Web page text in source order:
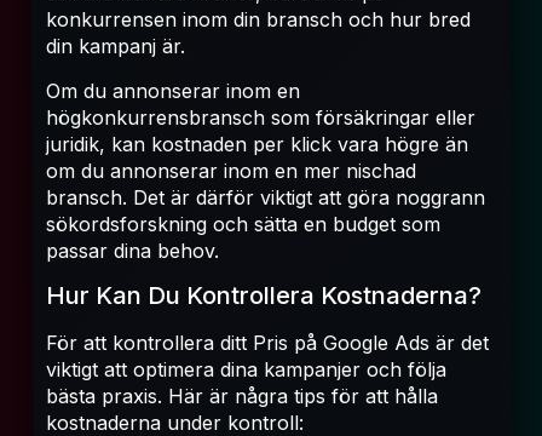
konkurrensen inom din bransch och hur bred
din kampanj är.
Om du annonserar inom en
högkonkurrensbransch som försäkringar eller
juridik, kan kostnaden per klick vara högre än
om du annonserar inom en mer nischad
bransch. Det är därför viktigt att göra noggrann
sökordsforskning och sätta en budget som
passar dina behov.
Hur Kan Du Kontrollera Kostnaderna?
För att kontrollera ditt Pris på Google Ads är det
viktigt att optimera dina kampanjer och följa
bästa praxis. Här är några tips för att hålla
kostnaderna under kontroll: